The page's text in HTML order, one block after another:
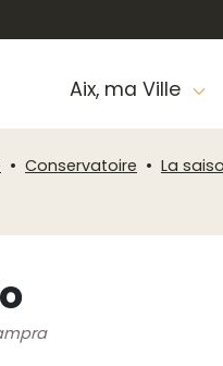
Aix, ma Ville
Conservatoire
La